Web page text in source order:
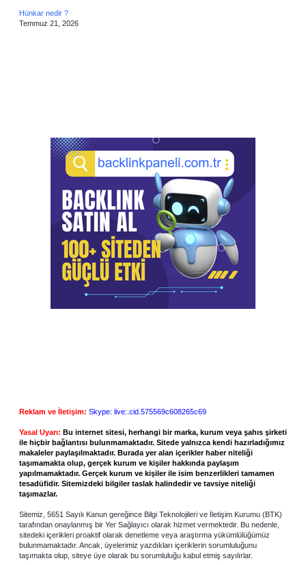
Hünkar nedir ?
Temmuz 21, 2026
Reklam ve İletişim: Skype: live:.cid.575569c608265c69
Yasal Uyarı: Bu internet sitesi, herhangi bir marka, kurum veya şahıs şirketi
ile hiçbir bağlantısı bulunmamaktadır. Sitede yalnızca kendi hazırladığımız
makaleler paylaşılmaktadır. Burada yer alan içerikler haber niteliği
taşımamakta olup, gerçek kurum ve kişiler hakkında paylaşım
yapılmamaktadır. Gerçek kurum ve kişiler ile isim benzerlikleri tamamen
tesadüfidir. Sitemizdeki bilgiler taslak halindedir ve tavsiye niteliği
taşımazlar.
Sitemiz, 5651 Sayılı Kanun gereğince Bilgi Teknolojileri ve İletişim Kurumu (BTK)
tarafından onaylanmış bir Yer Sağlayıcı olarak hizmet vermektedir. Bu nedenle,
sitedeki içerikleri proaktif olarak denetleme veya araştırma yükümlülüğümüz
bulunmamaktadır. Ancak, üyelerimiz yazdıkları içeriklerin sorumluluğunu
taşımakta olup, siteye üye olarak bu sorumluluğu kabul etmiş sayılırlar.